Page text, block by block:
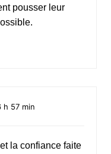
pousser leur
h 57 min
la confiance faite